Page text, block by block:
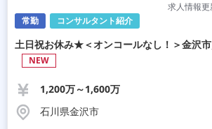
常勤 コンサルタント紹介
求人情報
土日祝お休み★＜オンコールなし！＞金沢
NEW
1,200万～1,600万
石川県金沢市